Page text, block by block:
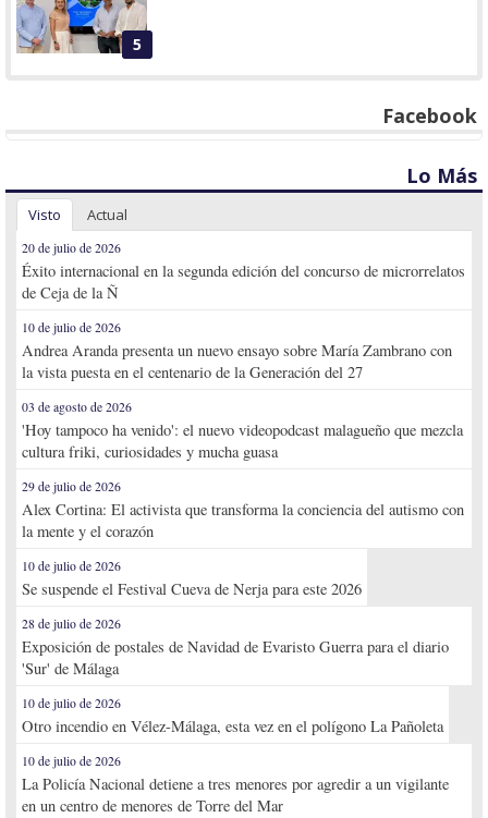
5
Facebook
Lo Más
Visto Actual
20 de julio de 2026
Éxito internacional en la segunda edición del concurso de microrrelatos
de Ceja de la Ñ
10 de julio de 2026
Andrea Aranda presenta un nuevo ensayo sobre María Zambrano con
la vista puesta en el centenario de la Generación del 27
03 de agosto de 2026
'Hoy tampoco ha venido': el nuevo videopodcast malagueño que mezcla
cultura friki, curiosidades y mucha guasa
29 de julio de 2026
Alex Cortina: El activista que transforma la conciencia del autismo con
la mente y el corazón
10 de julio de 2026
Se suspende el Festival Cueva de Nerja para este 2026
28 de julio de 2026
Exposición de postales de Navidad de Evaristo Guerra para el diario
'Sur' de Málaga
10 de julio de 2026
Otro incendio en Vélez-Málaga, esta vez en el polígono La Pañoleta
10 de julio de 2026
La Policía Nacional detiene a tres menores por agredir a un vigilante
en un centro de menores de Torre del Mar